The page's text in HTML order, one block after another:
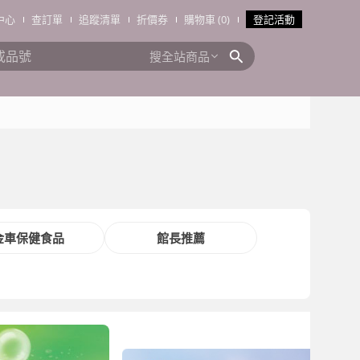
心 查訂單 追蹤清單 折價券 購物車 (0) 登記活動
搜全站商品
車保健食品 館長推薦